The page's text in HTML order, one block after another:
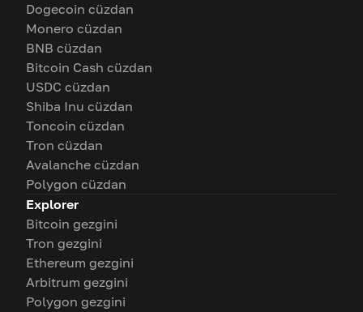
Dogecoin cüzdan
Monero cüzdan
BNB cüzdan
Bitcoin Cash cüzdan
USDC cüzdan
Shiba Inu cüzdan
Toncoin cüzdan
Tron cüzdan
Avalanche cüzdan
Polygon cüzdan
Explorer
Bitcoin gezgini
Tron gezgini
Ethereum gezgini
Arbitrum gezgini
Polygon gezgini